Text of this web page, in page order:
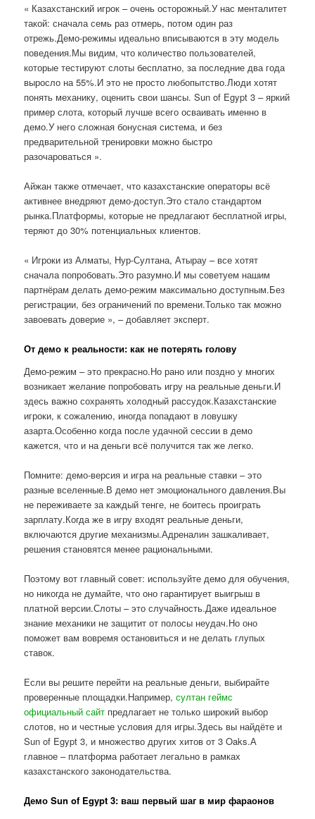
« Казахстанский игрок – очень осторожный.У нас менталитет
такой: сначала семь раз отмерь, потом один раз
отрежь.Демо-режимы идеально вписываются в эту модель
поведения.Мы видим, что количество пользователей,
которые тестируют слоты бесплатно, за последние два года
выросло на 55%.И это не просто любопытство.Люди хотят
понять механику, оценить свои шансы. Sun of Egypt 3 – яркий
пример слота, который лучше всего осваивать именно в
демо.У него сложная бонусная система, и без
предварительной тренировки можно быстро
разочароваться ».
Айжан также отмечает, что казахстанские операторы всё
активнее внедряют демо-доступ.Это стало стандартом
рынка.Платформы, которые не предлагают бесплатной игры,
теряют до 30% потенциальных клиентов.
« Игроки из Алматы, Нур-Султана, Атырау – все хотят
сначала попробовать.Это разумно.И мы советуем нашим
партнёрам делать демо-режим максимально доступным.Без
регистрации, без ограничений по времени.Только так можно
завоевать доверие », – добавляет эксперт.
От демо к реальности: как не потерять голову
Демо-режим – это прекрасно.Но рано или поздно у многих
возникает желание попробовать игру на реальные деньги.И
здесь важно сохранять холодный рассудок.Казахстанские
игроки, к сожалению, иногда попадают в ловушку
азарта.Особенно когда после удачной сессии в демо
кажется, что и на деньги всё получится так же легко.
Помните: демо-версия и игра на реальные ставки – это
разные вселенные.В демо нет эмоционального давления.Вы
не переживаете за каждый тенге, не боитесь проиграть
зарплату.Когда же в игру входят реальные деньги,
включаются другие механизмы.Адреналин зашкаливает,
решения становятся менее рациональными.
Поэтому вот главный совет: используйте демо для обучения,
но никогда не думайте, что оно гарантирует выигрыш в
платной версии.Слоты – это случайность.Даже идеальное
знание механики не защитит от полосы неудач.Но оно
поможет вам вовремя остановиться и не делать глупых
ставок.
Если вы решите перейти на реальные деньги, выбирайте
проверенные площадки.Например,султан геймс
официальный сайт предлагает не только широкий выбор
слотов, но и честные условия для игры.Здесь вы найдёте и
Sun of Egypt 3, и множество других хитов от 3 Oaks.А
главное – платформа работает легально в рамках
казахстанского законодательства.
Демо Sun of Egypt 3: ваш первый шаг в мир фараонов